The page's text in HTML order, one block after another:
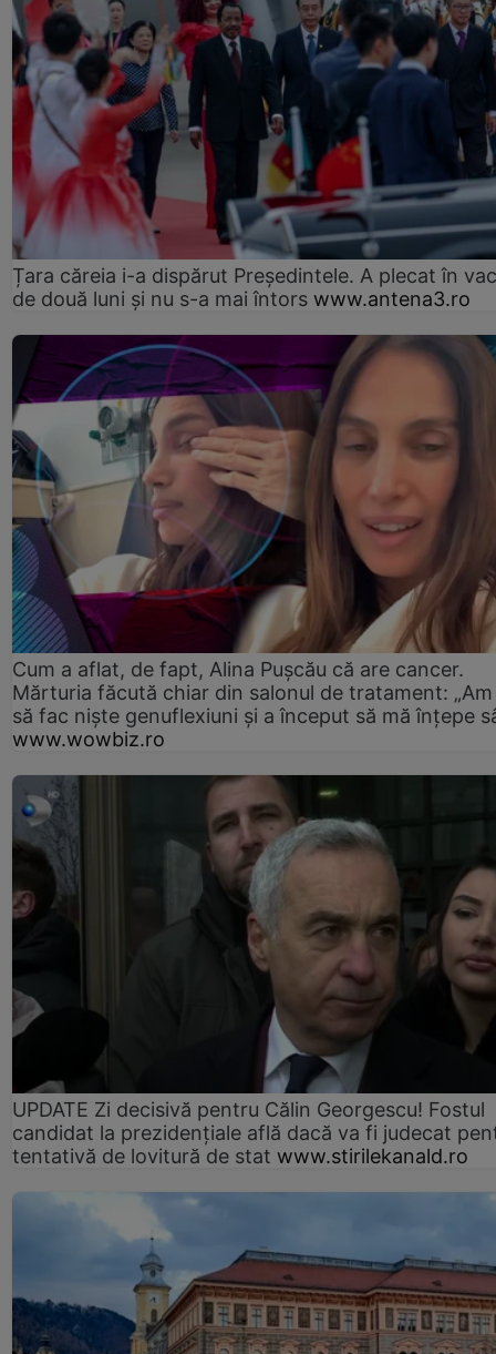
Țara căreia i-a dispărut Președintele. A plecat în
de două luni și nu s-a mai întors www.antena3.ro
Cum a aflat, de fapt, Alina Pușcău că are cancer.
Mărturia făcută chiar din salonul de tratament:
să fac niște genuflexiuni și a început să mă înțepe
www.wowbiz.ro
UPDATE Zi decisivă pentru Călin Georgescu! Fostul
candidat la prezidențiale află dacă va fi judecat
tentativă de lovitură de stat www.stirilekanald.ro